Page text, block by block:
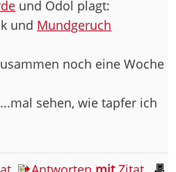
und Odol plagt:
und Mundgeruch
noch eine Woche
sehen, wie tapfer ich